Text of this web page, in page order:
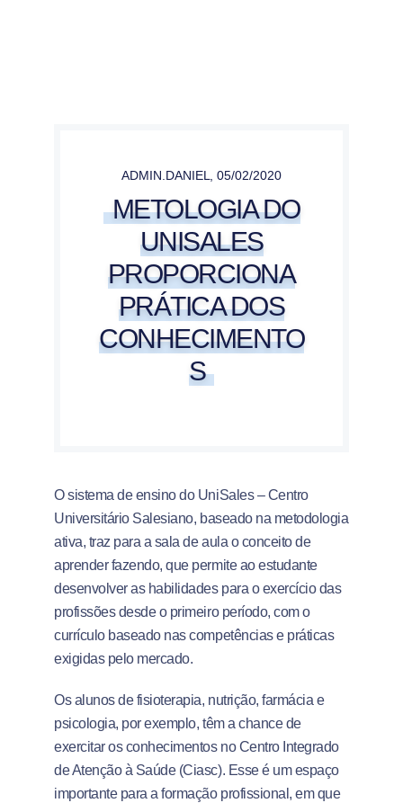
ADMIN.DANIEL ,05/02/2020
METOLOGIA DO
UNISALES
PROPORCIONA
PRÁTICA DOS
CONHECIMENTO
S
O sistema de ensino do UniSales – Centro
Universitário Salesiano, baseado na metodologia
ativa, traz para a sala de aula o conceito de
aprender fazendo, que permite ao estudante
desenvolver as habilidades para o exercício das
profissões desde o primeiro período, com o
currículo baseado nas competências e práticas
exigidas pelo mercado.
Os alunos de fisioterapia, nutrição, farmácia e
psicologia, por exemplo, têm a chance de
exercitar os conhecimentos no Centro Integrado
de Atenção à Saúde (Ciasc). Esse é um espaço
importante para a formação profissional, em que